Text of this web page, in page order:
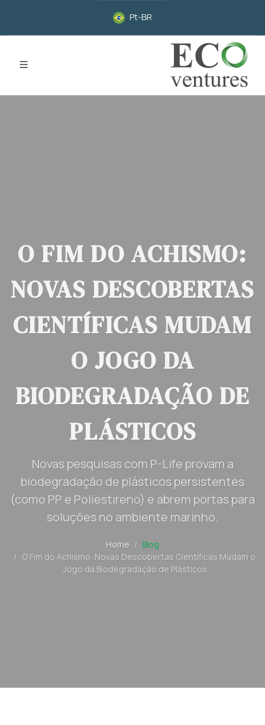
Pt-BR
O FIM DO ACHISMO:
NOVAS DESCOBERTAS
CIENTÍFICAS MUDAM
O JOGO DA
BIODEGRADAÇÃO DE
PLÁSTICOS
Novas pesquisas com P-Life provam a
biodegradação de plásticos persistentes
(como PP e Poliestireno) e abrem portas para
soluções no ambiente marinho.
Home
Blog
O Fim do Achismo: Novas Descobertas Científicas Mudam o
Jogo da Biodegradação de Plásticos